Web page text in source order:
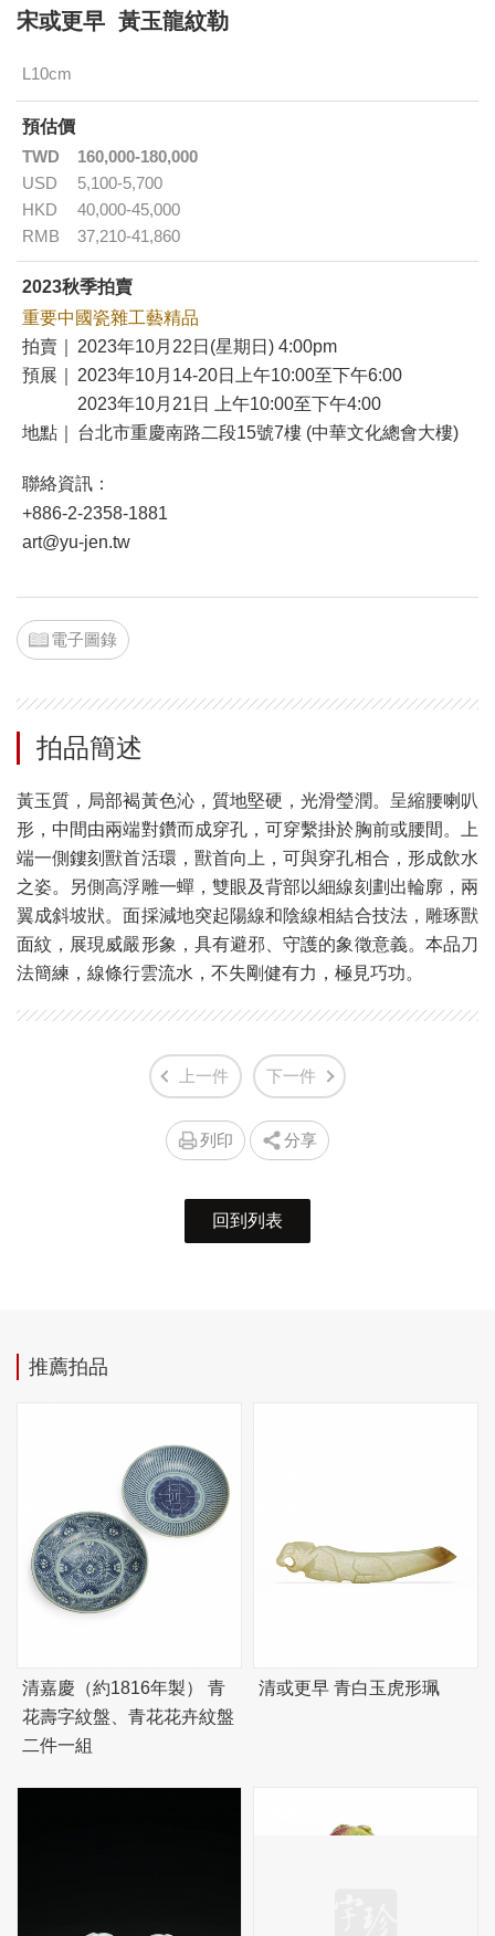
宋或更早 黃玉龍紋勒
L10cm
預估價
TWD
160,000-180,000
USD
5,100-5,700
HKD
40,000-45,000
RMB
37,210-41,860
2023秋季拍賣
重要中國瓷雜工藝精品
拍賣｜
2023年10月22日(星期日) 4:00pm
預展｜
2023年10月14-20日上午10:00至下午6:00
2023年10月21日 上午10:00至下午4:00
地點｜
台北市重慶南路二段15號7樓 (中華文化總會大樓)
聯絡資訊：
+886-2-2358-1881
art@yu-jen.tw
電子圖錄
拍品簡述
黃玉質，局部褐黃色沁，質地堅硬，光滑瑩潤。呈縮腰喇叭
形，中間由兩端對鑽而成穿孔，可穿繫掛於胸前或腰間。上
端一側鏤刻獸首活環，獸首向上，可與穿孔相合，形成飲水
之姿。另側高浮雕一蟬，雙眼及背部以細線刻劃出輪廓，兩
翼成斜坡狀。面採減地突起陽線和陰線相結合技法，雕琢獸
面紋，展現威嚴形象，具有避邪、守護的象徵意義。本品刀
法簡練，線條行雲流水，不失剛健有力，極見巧功。
上一件 下一件
列印 分享
回到列表
推薦拍品
清嘉慶（約1816年製） 青
花壽字紋盤、青花花卉紋盤
二件一組
清或更早 青白玉虎形珮